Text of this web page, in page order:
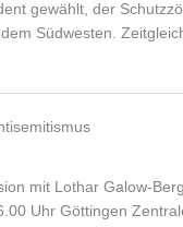
gewählt, der
dem Südwesten.
mit Lothar Galow-
Uhr Göttingen